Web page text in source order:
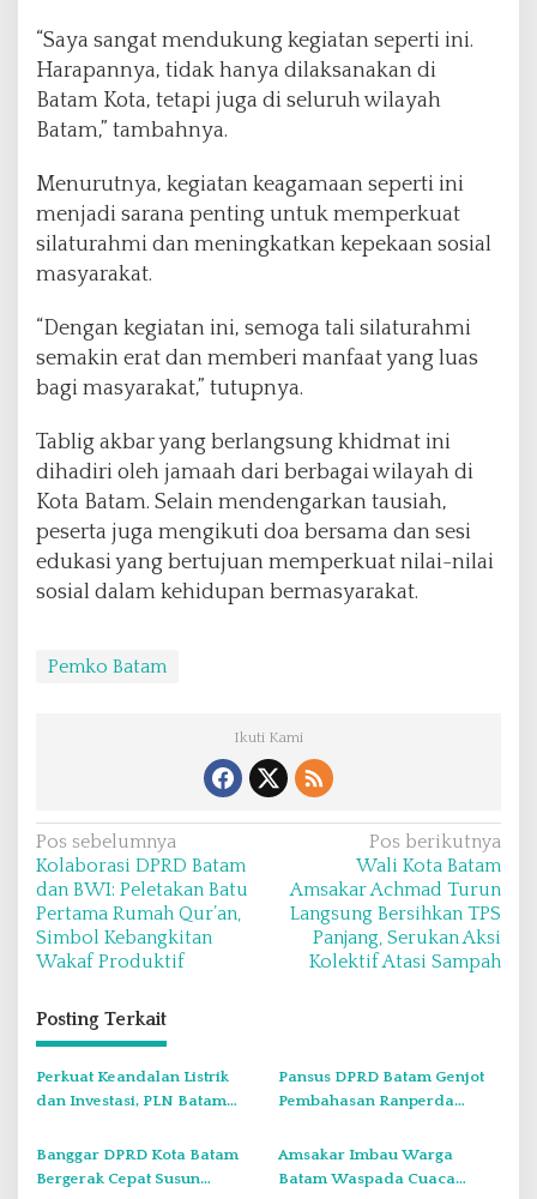
“Saya sangat mendukung kegiatan seperti ini.
Harapannya, tidak hanya dilaksanakan di
Batam Kota, tetapi juga di seluruh wilayah
Batam,” tambahnya.
Menurutnya, kegiatan keagamaan seperti ini
menjadi sarana penting untuk memperkuat
silaturahmi dan meningkatkan kepekaan sosial
masyarakat.
“Dengan kegiatan ini, semoga tali silaturahmi
semakin erat dan memberi manfaat yang luas
bagi masyarakat,” tutupnya.
Tablig akbar yang berlangsung khidmat ini
dihadiri oleh jamaah dari berbagai wilayah di
Kota Batam. Selain mendengarkan tausiah,
peserta juga mengikuti doa bersama dan sesi
edukasi yang bertujuan memperkuat nilai-nilai
sosial dalam kehidupan bermasyarakat.
Pemko Batam
Ikuti Kami
N
a
v
i
a
s
i
p
o
s
Pos sebelumnya
Kolaborasi DPRD Batam
dan BWI: Peletakan Batu
Pertama Rumah Qur’an,
Simbol Kebangkitan
Wakaf Produktif
Pos berikutnya
Wali Kota Batam
Amsakar Achmad Turun
Langsung Bersihkan TPS
Panjang, Serukan Aksi
Kolektif Atasi Sampah
Posting Terkait
Perkuat Keandalan Listrik
dan Investasi, PLN Batam
PLTGU 300 MW
Pansus DPRD Batam Genjot
Pembahasan Ranperda
Regulasi Berkelanjutan
Banggar DPRD Kota Batam
Bergerak Cepat Susun
Amsakar Imbau Warga
Batam Waspada Cuaca